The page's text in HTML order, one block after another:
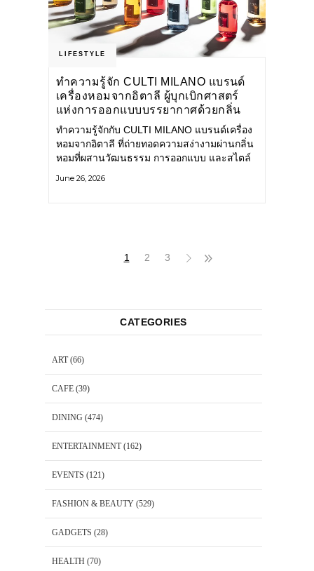
LIFESTYLE
ทำความรู้จัก CULTI MILANO แบรนด์
เครื่องหอมจากอิตาลี ผู้บุกเบิกศาสตร์
แห่งการออกแบบบรรยากาศด้วยกลิ่น
หอม ผสานสไตล์อันโดดเด่นอย่างลงตัว
ทำความรู้จักกับ CULTI MILANO แบรนด์เครื่อง
หอมจากอิตาลี ที่ถ่ายทอดความสง่างามผ่านกลิ่น
หอมที่ผสานวัฒนธรรม การออกแบบ และสไตล์
แบรนด์เครื่องหอมระดับลักชัวรีดีไซน์เอกลักษณ์
June 26, 2026
1 2 3
CATEGORIES
ART(66)
CAFE (39)
DINING (474)
ENTERTAINMENT(162)
EVENTS (121)
FASHION & BEAUTY (529)
GADGETS (28)
HEALTH (70)